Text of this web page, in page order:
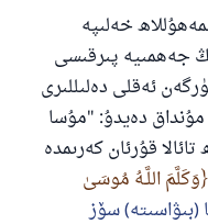
خەلىپە
جەھمىيە پىرقىسى
ئەقلى دەلىللىرى
مۇنداق دەيدۇ: "مۇسا
قۇرئان كەرىمدە
وَكَلَّمَ اللَّـهُ مُوسَىٰ
(بىۋاسىتە) سۆز